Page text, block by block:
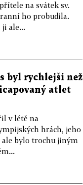
na svátek sv.
ho probudila.
ale...
byl rychlejší než
atlet
v létě na
hrách, jeho
ale bylo trochu jiným